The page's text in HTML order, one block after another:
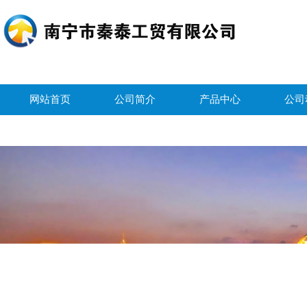
网站首页 公司简介 产品中心 公司